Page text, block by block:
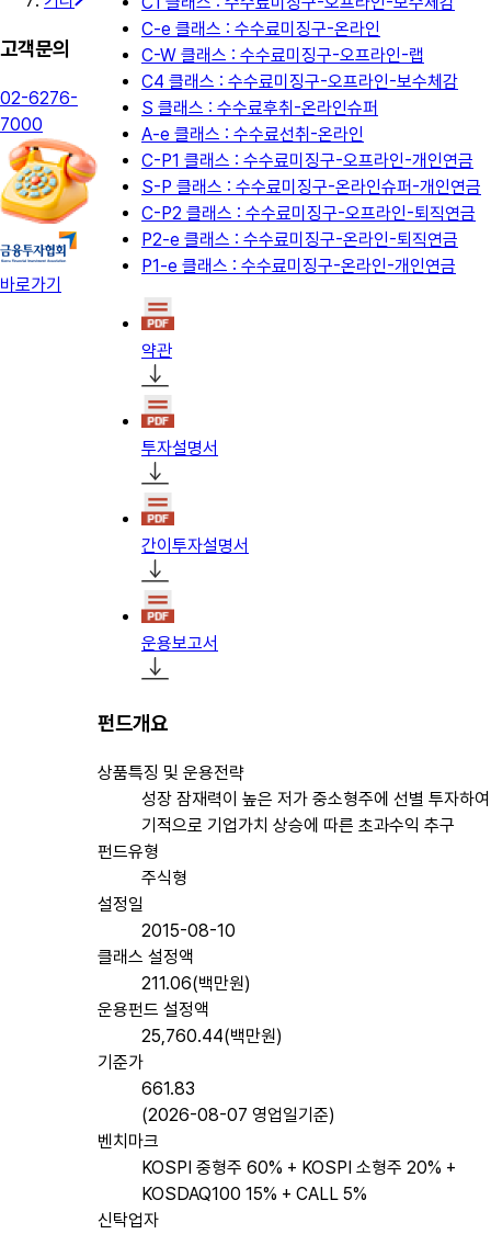
고객문의
02-6276-
7000
바로가기
C-e 클래스 : 수수료미징구-온라인
C-W 클래스 : 수수료미징구-오프라인-랩
C4 클래스 : 수수료미징구-오프라인-보수체감
S 클래스 : 수수료후취-온라인슈퍼
A-e 클래스 : 수수료선취-온라인
C-P1 클래스 : 수수료미징구-오프라인-개인연금
S-P 클래스 : 수수료미징구-온라인슈퍼-개인연금
C-P2 클래스 : 수수료미징구-오프라인-퇴직연금
P2-e 클래스 : 수수료미징구-온라인-퇴직연금
P1-e 클래스 : 수수료미징구-온라인-개인연금
약관
투자설명서
간이투자설명서
운용보고서
펀드개요
상품특징 및 운용전략
성장 잠재력이 높은 저가 중소형주에 선별 투자하
기적으로 기업가치 상승에 따른 초과수익 추구
펀드유형
주식형
설정일
2015-08-10
클래스 설정액
211.06(백만원)
운용펀드 설정액
25,760.44(백만원)
기준가
661.83
(2026-08-07 영업일기준)
벤치마크
KOSPI 중형주 60% + KOSPI 소형주 20% +
KOSDAQ100 15% + CALL 5%
신탁업자